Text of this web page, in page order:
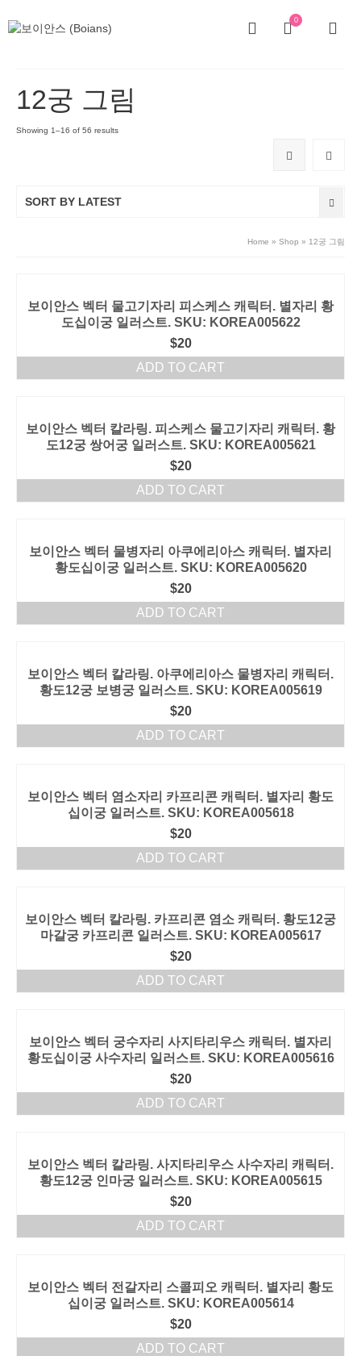
0
12궁 그림
Showing 1–16 of 56 results
SORT BY LATEST
Home » Shop » 12궁 그림
보이안스 벡터 물고기자리 피스케스 캐릭터. 별자리 황
도십이궁 일러스트. SKU: KOREA005622
$20
ADD TO CART
보이안스 벡터 칼라링. 피스케스 물고기자리 캐릭터. 황
도12궁 쌍어궁 일러스트. SKU: KOREA005621
$20
ADD TO CART
보이안스 벡터 물병자리 아쿠에리아스 캐릭터. 별자리
황도십이궁 일러스트. SKU: KOREA005620
$20
ADD TO CART
보이안스 벡터 칼라링. 아쿠에리아스 물병자리 캐릭터.
황도12궁 보병궁 일러스트. SKU: KOREA005619
$20
ADD TO CART
보이안스 벡터 염소자리 카프리콘 캐릭터. 별자리 황도
십이궁 일러스트. SKU: KOREA005618
$20
ADD TO CART
보이안스 벡터 칼라링. 카프리콘 염소 캐릭터. 황도12궁
마갈궁 카프리콘 일러스트. SKU: KOREA005617
$20
ADD TO CART
보이안스 벡터 궁수자리 사지타리우스 캐릭터. 별자리
황도십이궁 사수자리 일러스트. SKU: KOREA005616
$20
ADD TO CART
보이안스 벡터 칼라링. 사지타리우스 사수자리 캐릭터.
황도12궁 인마궁 일러스트. SKU: KOREA005615
$20
ADD TO CART
보이안스 벡터 전갈자리 스콜피오 캐릭터. 별자리 황도
십이궁 일러스트. SKU: KOREA005614
$20
ADD TO CART